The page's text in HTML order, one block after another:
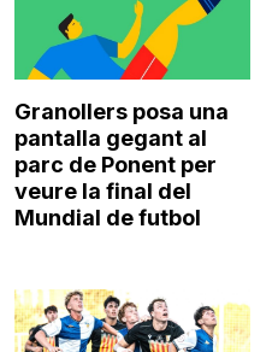
Granollers posa una
pantalla gegant al
parc de Ponent per
veure la final del
Mundial de futbol